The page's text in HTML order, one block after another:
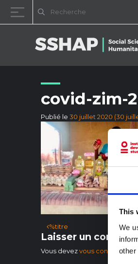
This
We
other
covid-zim-2
Publié le 30 juillet 2020 (30
Navigation des
%titre
Laisser un
Vous devezvous connecter